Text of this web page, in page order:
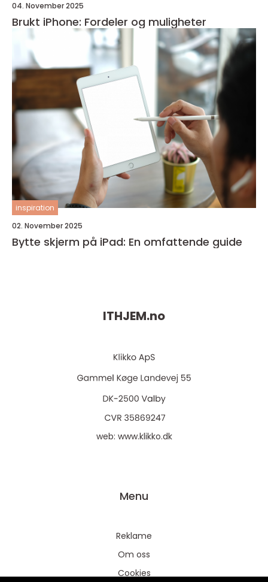
04. November 2025
Brukt iPhone: Fordeler og muligheter
inspiration
02. November 2025
Bytte skjerm på iPad: En omfattende guide
ITHJEM.no
web: www.klikko.dk
Menu
Reklame
Om oss
Cookies